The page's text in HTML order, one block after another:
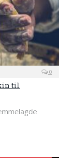
0
til